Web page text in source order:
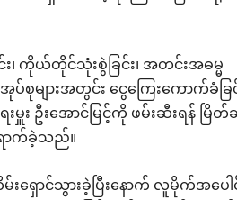
၊ ကိုယ်တိုင်သုံးစွဲခြင်း၊ အတင်းအဓမ္မ
ပ်စုများအတွင်း ငွေကြေးကောက်ခံခြ
း ဦးအောင်မြင့်ကို ဖမ်းဆီးရန် မြိတ်
ာက်ခဲ့သည်။
ောင်သွားခဲ့ပြီးနောက် လူမိုက်အပေါ